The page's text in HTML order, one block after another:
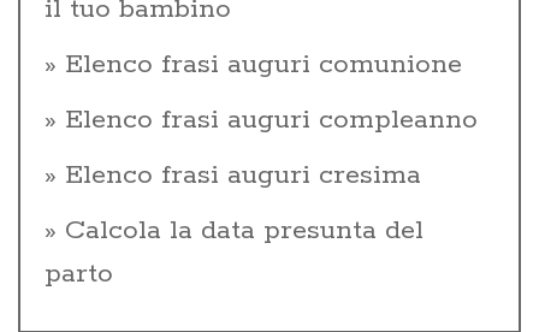
il tuo bambino
Elenco frasi auguri comunione
Elenco frasi auguri compleanno
Elenco frasi auguri cresima
Calcola la data presunta del
parto